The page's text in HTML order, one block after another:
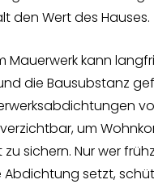
den Wert des Hauses.
Mauerwerk kann
die Bausubstanz
um
sichern. Nur wer
setzt,